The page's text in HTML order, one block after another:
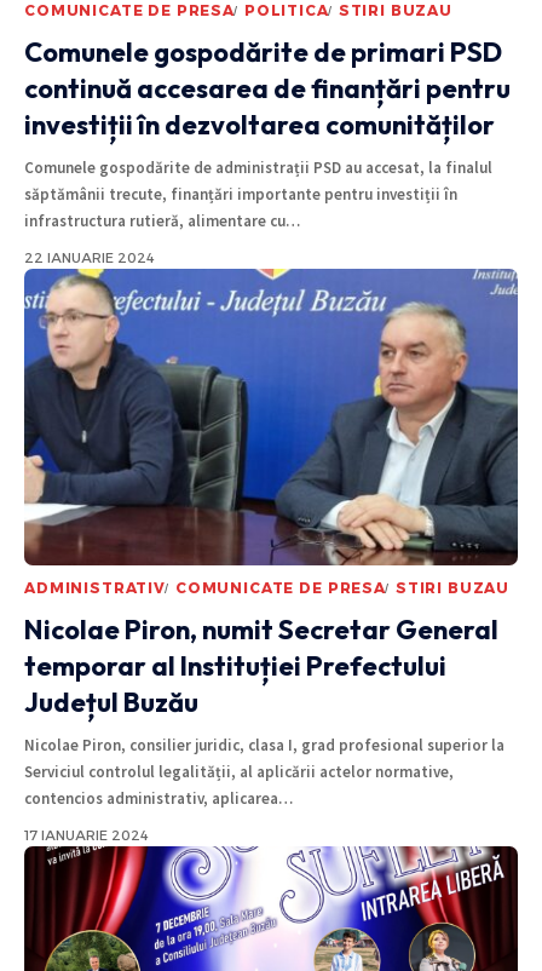
COMUNICATE DE PRESA POLITICA STIRI BUZAU
Comunele gospodărite de primari PSD
continuă accesarea de finanțări pentru
investiții în dezvoltarea comunităților
Comunele gospodărite de administrații PSD au accesat, la finalul
săptămânii trecute, finanțări importante pentru investiții în
infrastructura rutieră, alimentare cu…
22 IANUARIE 2024
ADMINISTRATIV COMUNICATE DE PRESA STIRI BUZAU
Nicolae Piron, numit Secretar General
temporar al Instituției Prefectului
Județul Buzău
Nicolae Piron, consilier juridic, clasa I, grad profesional superior la
Serviciul controlul legalității, al aplicării actelor normative,
contencios administrativ, aplicarea…
17 IANUARIE 2024